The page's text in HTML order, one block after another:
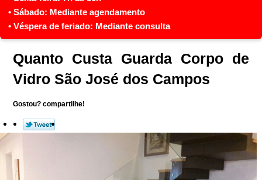
Quanto Custa Guarda Corpo de
Vidro São José dos Campos
Gostou? compartilhe!